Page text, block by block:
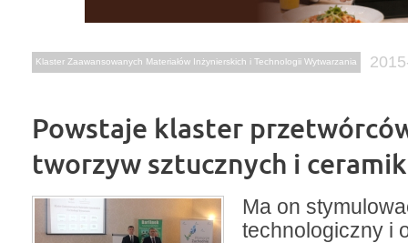
Klaster Zaawansowanych Materiałów Inżynierskich i Technologii Wytwarzania
Powstaje klaster
tworzyw sztucznych i
Ma on
technologiczny i